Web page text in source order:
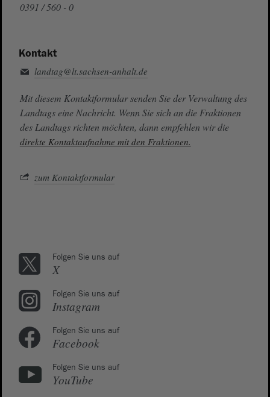
0391 / 560 - 0
Kontakt
landtag@lt.sachsen-anhalt.de
Mit diesem Kontaktformular senden Sie der Verwaltung des
Landtags eine Nachricht. Wenn Sie sich an die Fraktionen
des Landtags richten möchten, dann empfehlen wir die
direkte Kontaktaufnahme mit den Fraktionen.
zum Kontaktformular
Folgen Sie uns auf
X
Folgen Sie uns auf
Instagram
Folgen Sie uns auf
Facebook
Folgen Sie uns auf
YouTube